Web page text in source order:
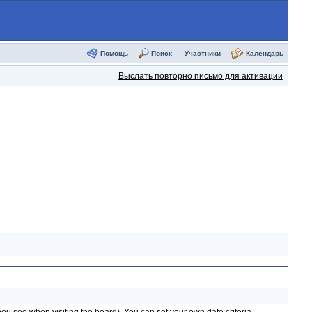
Помощь Поиск Участники Календарь
Выслать повторно письмо для активации